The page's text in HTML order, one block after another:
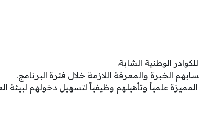
الوطنية الشابة.
الخبرة والمعرفة اللازمة خلال فترة البرنامج.
علمياً وتأهيلهم وظيفياً لتسهيل دخولهم لبيئة